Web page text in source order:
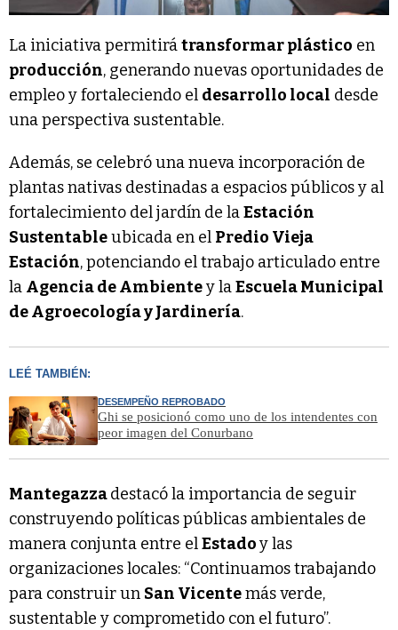
La iniciativa permitirátransformar plástico en
producción, generando nuevas oportunidades de
empleo y fortaleciendo el desarrollo local desde
una perspectiva sustentable.
Además, se celebró una nueva incorporación de
plantas nativas destinadas a espacios públicos y al
fortalecimiento del jardín de laEstación
Sustentableubicada en el Predio Vieja
Estación, potenciando el trabajo articulado entre
la Agencia de Ambientey laEscuela Municipal
de Agroecología y Jardinería.
LEÉ TAMBIÉN:
DESEMPEÑO REPROBADO
Ghi se posicionó como uno de los intendentes con
peor imagen del Conurbano
Mantegazzadestacó la importancia de seguir
construyendo políticas públicas ambientales de
manera conjunta entre elEstadoy las
organizaciones locales: “Continuamos trabajando
para construir un San Vicentemás verde,
sustentable y comprometido con el futuro”.